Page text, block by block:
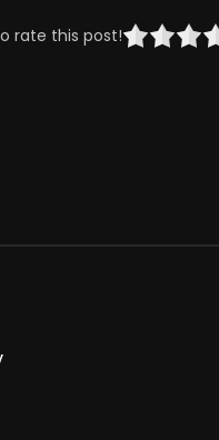
rate this post!